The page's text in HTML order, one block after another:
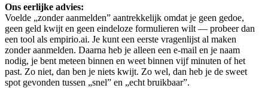
Ons eerlijke advies:
Voelde „zonder aanmelden” aantrekkelijk omdat je geen gedoe,
geen geld kwijt en geen eindeloze formulieren wilt — probeer dan
een tool als empirio.ai. Je kunt een eerste vragenlijst al maken
zonder aanmelden. Daarna heb je alleen een e-mail en je naam
nodig, je bent meteen binnen en weet binnen vijf minuten of het
past. Zo niet, dan ben je niets kwijt. Zo wel, dan heb je de sweet
spot gevonden tussen „snel” en „echt bruikbaar”.